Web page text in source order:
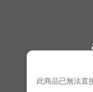
此商品已無法直